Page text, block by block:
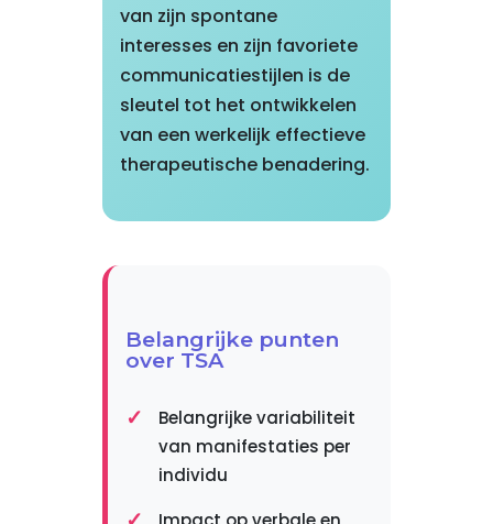
van zijn spontane
interesses en zijn favoriete
communicatiestijlen is de
sleutel tot het ontwikkelen
van een werkelijk effectieve
therapeutische benadering.
Belangrijke punten
over TSA
Belangrijke variabiliteit
van manifestaties per
individu